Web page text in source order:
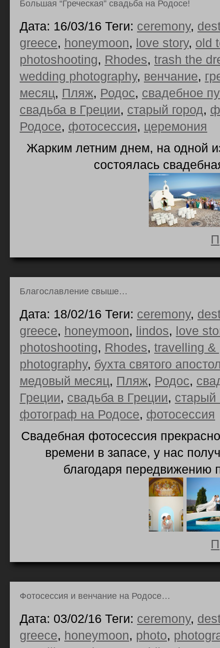
Большая “Греческая” свадьба на Родосе!
Дата: 16/03/16 Теги: ceremony,
greece, honeymoon, love story, old
photoshooting, Rhodes, trash the
wedding photography, венчание,
месяц, Пляж, Родос, свадебное
свадьба в Греции, старый город,
Родосе, фотосессия, церемония
Жарким летним днем, на одной
состоялась
Благославление свыше…
Дата: 18/02/16 Теги: ceremony,
greece, honeymoon, lindos, love
photoshooting, Rhodes, travelling &
photography, бухта святого
медовый месяц, Пляж, Родос,
Греции, свадьба в Греции, старый
фотограф на Родосе, фотосессия
Свадебная фотосессия
времени в запасе, у нас
благодаря
Фотосессия и венчание на Родосе…
Дата: 03/02/16 Теги: ceremony,
greece, honeymoon, photo,